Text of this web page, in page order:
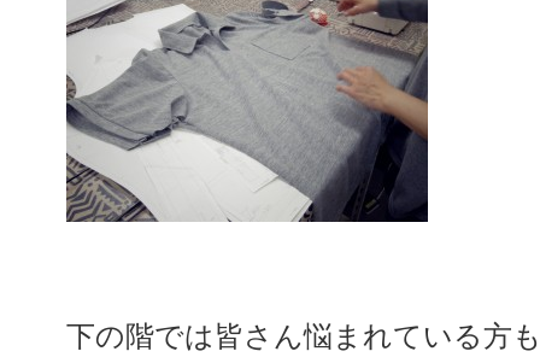
下の階では皆さん悩まれている方